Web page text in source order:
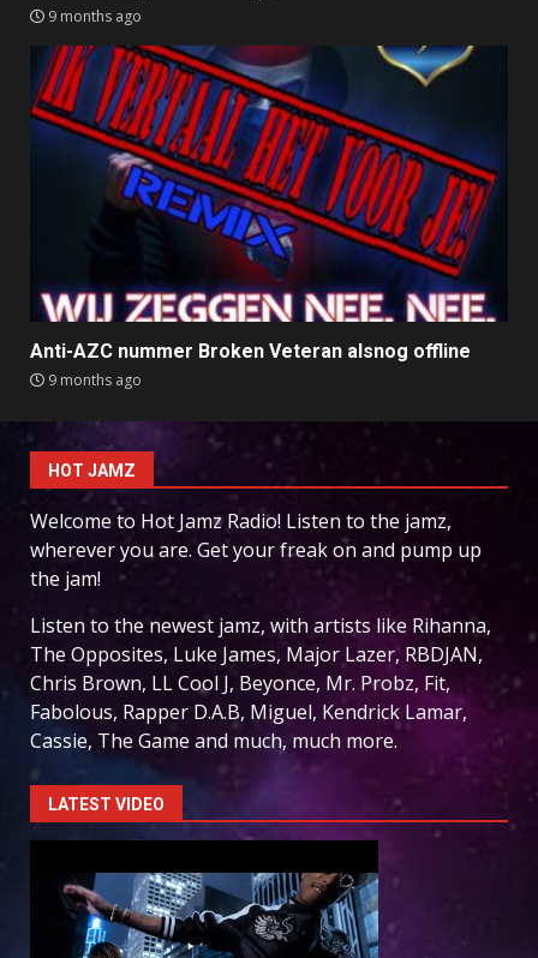
9 months ago
Anti-AZC nummer Broken Veteran alsnog offline
9 months ago
HOT JAMZ
Welcome to Hot Jamz Radio! Listen to the jamz,
wherever you are. Get your freak on and pump up
the jam!
Listen to the newest jamz, with artists like Rihanna,
The Opposites, Luke James, Major Lazer, RBDJAN,
Chris Brown, LL Cool J, Beyonce, Mr. Probz, Fit,
Fabolous, Rapper D.A.B, Miguel, Kendrick Lamar,
Cassie, The Game and much, much more.
LATEST VIDEO